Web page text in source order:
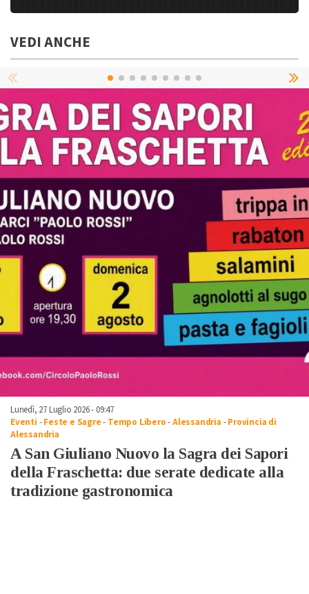
VEDI ANCHE
Lunedì, 27 Luglio 2026 - 09:47
Eventi -Feste e Sagre- Tempo Libero-Alessandria -Provincia di
Alessandria
A San Giuliano Nuovo la Sagra dei Sapori
della Fraschetta: due serate dedicate alla
tradizione gastronomica